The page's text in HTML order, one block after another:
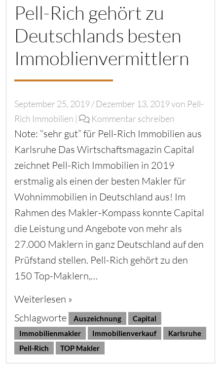
Pell-Rich gehört zu
Deutschlands besten
Immoblienvermittlern
September 25, 2019/ Dezember 13, 2019von Pell-
Rich Immobilien | Kommentar schreiben
Note: “sehr gut” für Pell-Rich Immobilien aus
Karlsruhe Das Wirtschaftsmagazin Capital
zeichnet Pell-Rich Immobilien in 2019
erstmalig als einen der besten Makler für
Wohnimmobilien in Deutschland aus! Im
Rahmen des Makler-Kompass konnte Capital
die Leistung und Angebote von mehr als
27.000 Maklern in ganz Deutschland auf den
Prüfstand stellen. Pell-Rich gehört zu den
150 Top-Maklern,…
Weiterlesen »
Schlagworte
Auszeichnung
Capital
Immobilienmakler
Immobilienverkauf
Karlsruhe
Pell-Rich
TOP Makler